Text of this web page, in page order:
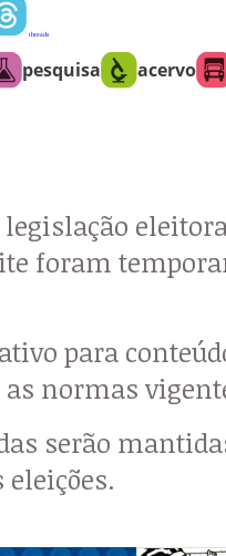
threads
pesquisa acervo
foram
para
normas
serão